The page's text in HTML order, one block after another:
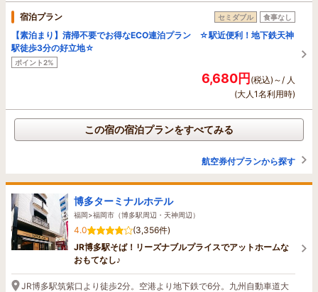
宿泊プラン セミダブル 食事なし
【素泊まり】清掃不要でお得なECO連泊プラン ☆駅近便利！地下鉄天神
駅徒歩3分の好立地☆
ポイント2%
6,680円(税込)～/ 人
(大人1名利用時)
この宿の宿泊プランをすべてみる
航空券付プランから探す
博多ターミナルホテル
福岡>福岡市（博多駅周辺・天神周辺）
4.0
(3,356件)
JR博多駅そば！リーズナブルプライスでアットホームな
おもてなし♪
JR博多駅筑紫口より徒歩2分。空港より地下鉄で6分。九州自動車道大